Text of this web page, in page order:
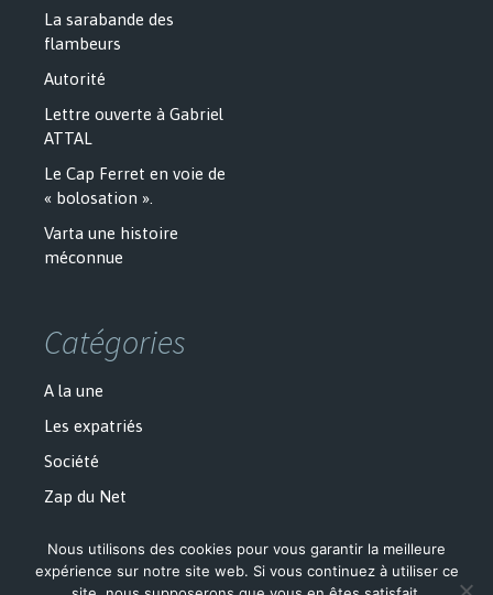
La sarabande des
flambeurs
Autorité
Lettre ouverte à Gabriel
ATTAL
Le Cap Ferret en voie de
« bolosation ».
Varta une histoire
méconnue
Catégories
A la une
Les expatriés
Société
Zap du Net
Nous utilisons des cookies pour vous garantir la meilleure
expérience sur notre site web. Si vous continuez à utiliser ce